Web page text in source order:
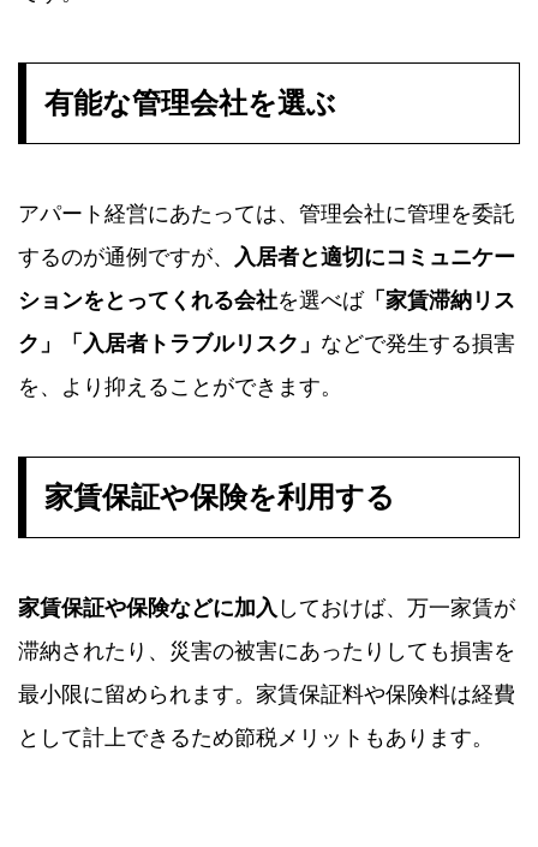
有能な管理会社を選ぶ
アパート経営にあたっては、管理会社に管理を委託
するのが通例ですが、 入居者と適切にコミュニケー
ションをとってくれる会社を選べば「家賃滞納リス
ク」「入居者トラブルリスク」 などで発生する損害
を、より抑えることができます。
家賃保証や保険を利用する
家賃保証や保険などに加入 しておけば、万一家賃が
滞納されたり、災害の被害にあったりしても損害を
最小限に留められます。家賃保証料や保険料は経費
として計上できるため節税メリットもあります。